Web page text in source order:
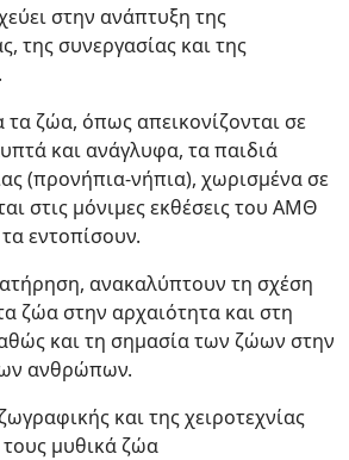
στην ανάπτυξη της
της συνεργασίας και της
ζώα, όπως απεικονίζονται σε
και ανάγλυφα, τα παιδιά
(προνήπια-νήπια), χωρισμένα σε
στις μόνιμες εκθέσεις του ΑΜΘ
εντοπίσουν.
ανακαλύπτουν τη σχέση
ζώα στην αρχαιότητα και στη
και τη σημασία των ζώων στην
ανθρώπων.
και της χειροτεχνίας
μυθικά ζώα